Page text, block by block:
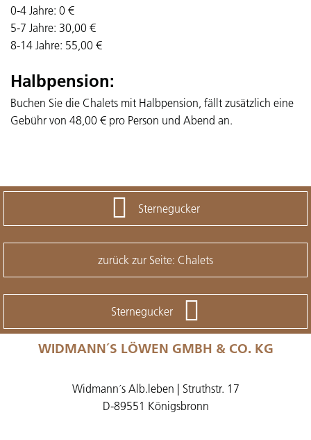
0-4 Jahre: 0 €
5-7 Jahre: 30,00 €
8-14 Jahre: 55,00 €
Halbpension:
Buchen Sie die Chalets mit Halbpension, fällt zusätzlich eine
Gebühr von 48,00 € pro Person und Abend an.
Sternegucker
zurück zur Seite: Chalets
Sternegucker
WIDMANN´S LÖWEN GMBH & CO. KG
Widmann´s Alb.leben | Struthstr. 17
D-89551 Königsbronn